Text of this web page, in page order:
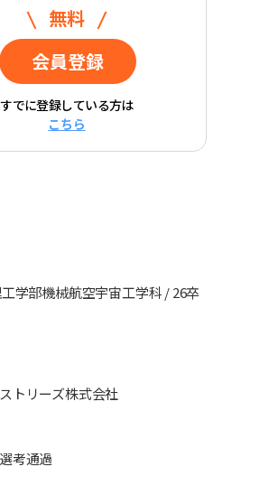
無料
会員登録
すでに登録している方は
こちら
学部機械航空宇宙工学科 / 26卒
トリーズ株式会社
考通過